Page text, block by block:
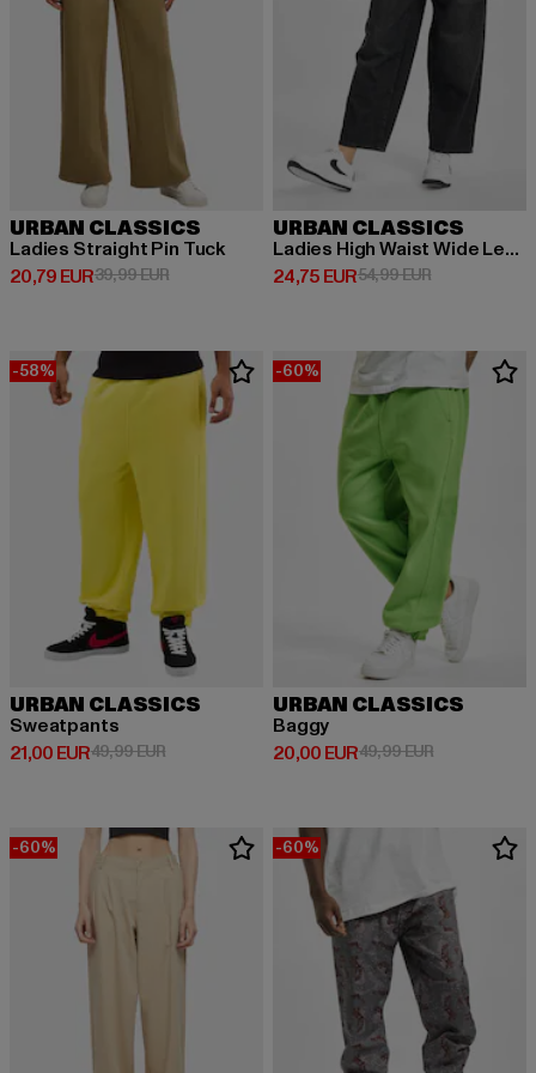
URBAN CLASSICS
Ladies Straight Pin Tuck
20,79 EUR
Derzeitiger Preis: 20,79 EUR
39,99 EURAktionspreis: 39,99 EUR
URBAN CLASSICS
Ladies High Waist Wide Leg Cropped
24,75 EUR
Derzeitiger Preis: 24,75 EUR
54,99 EURAktionspreis:
-58%
URBAN CLASSICS
Sweatpants
21,00 EUR
Derzeitiger Preis: 21,00 EUR
49,99 EURAktionspreis: 49,99 EUR
-60%
URBAN CLASSICS
Baggy
20,00 EUR
Derzeitiger Preis: 20,00 EUR
49,99 EURAktionspreis:
-60% -60%